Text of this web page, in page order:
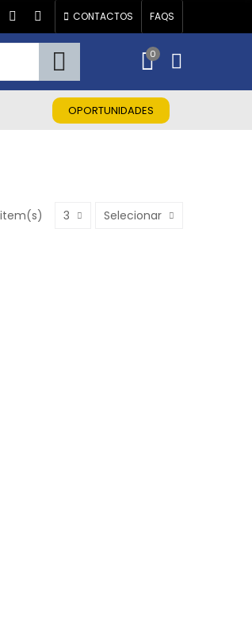
CONTACTOS FAQS
0
OPORTUNIDADES
item(s) 3 Selecionar